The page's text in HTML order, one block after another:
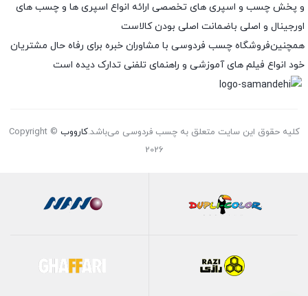
و پخش چسب و اسپری های تخصصی ارائه انواع اسپری ها و چسب های
اورجینال و اصلی باضمانت اصلی بودن کالاست
همچنین‌فروشگاه چسب فردوسی با مشاوران خبره برای رفاه حال مشتریان
خود انواع فیلم های آموزشی و راهنمای تلفنی تدارک دیده است
کلیه حقوق این سایت متعلق به چسب فردوسی می‌باشد.کارووب Copyright ©
2026